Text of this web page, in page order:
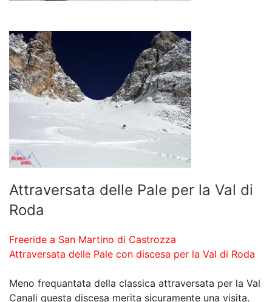
Attraversata delle Pale per la Val di
Roda
Freeride a San Martino di Castrozza
Attraversata delle Pale con discesa per la Val di Roda
Meno frequantata della classica attraversata per la Val
Canali questa discesa merita sicuramente una visita.